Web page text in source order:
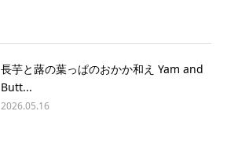
長芋と蕗の葉っぱのおかか和え Yam and
Butt...
2026.05.16